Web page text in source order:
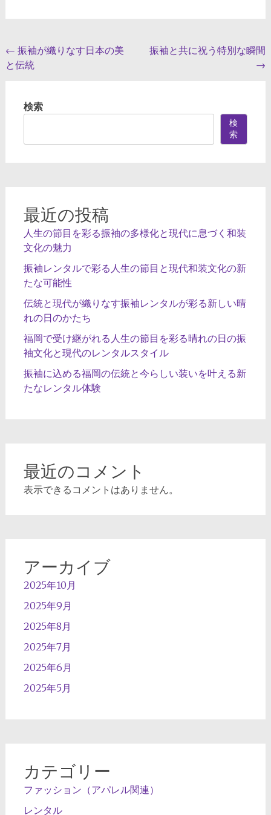
投
稿
← 振袖が織りなす日本の美
と伝統
振袖と共に祝う特別な瞬間
→
検索
検
索
最近の投稿
人生の節目を彩る振袖の多様化と現代に息づく和装
文化の魅力
振袖レンタルで彩る人生の節目と現代和装文化の新
たな可能性
伝統と現代が織りなす振袖レンタルが彩る新しい晴
れの日のかたち
福岡で受け継がれる人生の節目を彩る晴れの日の振
袖文化と現代のレンタルスタイル
振袖に込める福岡の伝統と今らしい装いを叶える新
たなレンタル体験
最近のコメント
表示できるコメントはありません。
アーカイブ
2025年10月
2025年9月
2025年8月
2025年7月
2025年6月
2025年5月
カテゴリー
ファッション（アパレル関連）
レンタル